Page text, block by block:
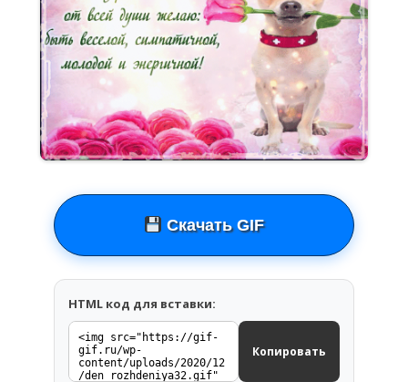
Скачать GIF
HTML код для вставки:
Копировать